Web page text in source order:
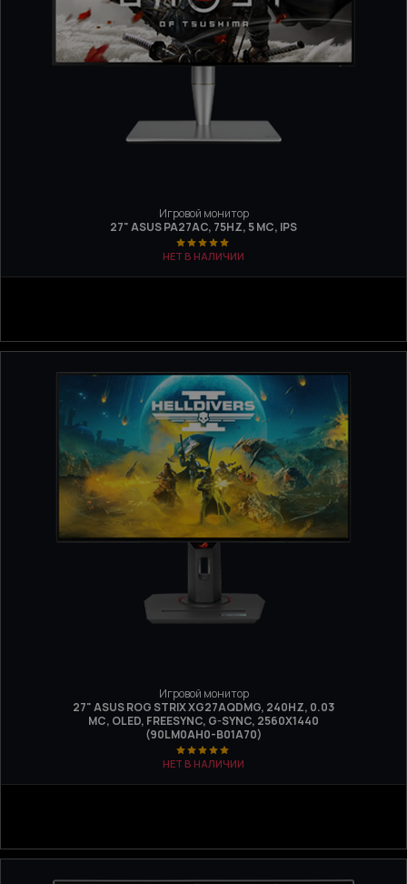
Игровой монитор
27" ASUS PA27AC, 75HZ, 5 МС, IPS
НЕТ В НАЛИЧИИ
Игровой монитор
27" ASUS ROG STRIX XG27AQDMG, 240HZ, 0.03
МС, OLED, FREESYNC, G-SYNC, 2560X1440
(90LM0AH0-B01A70)
НЕТ В НАЛИЧИИ